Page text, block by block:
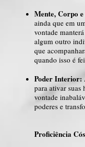
Mente, Corpo
ainda que em
vontade
algum outro
que
quando isso é
Poder Interior:
para ativar suas
vontade
poderes e
Proficiência